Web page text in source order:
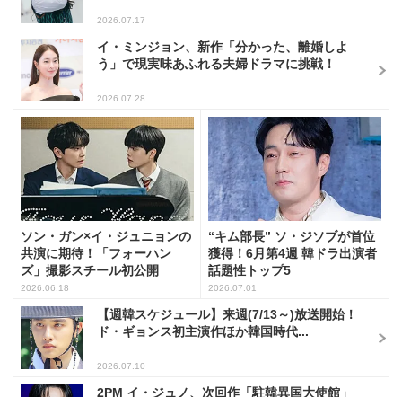
2026.07.17
イ・ミンジョン、新作「分かった、離婚しよ
う」で現実味あふれる夫婦ドラマに挑戦！
2026.07.28
ソン・ガン×イ・ジュニョンの
共演に期待！「フォーハン
ズ」撮影スチール初公開
2026.06.18
“キム部長” ソ・ジソブが首位
獲得！6月第4週 韓ドラ出演者
話題性トップ5
2026.07.01
【週韓スケジュール】来週(7/13～)放送開始！
ド・ギョンス初主演作ほか韓国時代...
2026.07.10
2PM イ・ジュノ、次回作「駐韓異国大使館」